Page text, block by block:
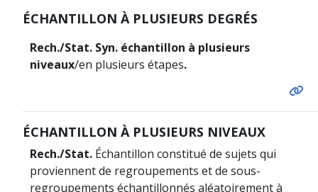
ÉCHANTILLON À PLUSIEURS DEGRÉS
Rech./Stat. Syn. échantillon à plusieurs
niveaux/en plusieurs étapes.
ÉCHANTILLON À PLUSIEURS NIVEAUX
Rech./Stat. Échantillon constitué de sujets qui
proviennent de regroupements et de sous-
regroupements échantillonnés aléatoirement à